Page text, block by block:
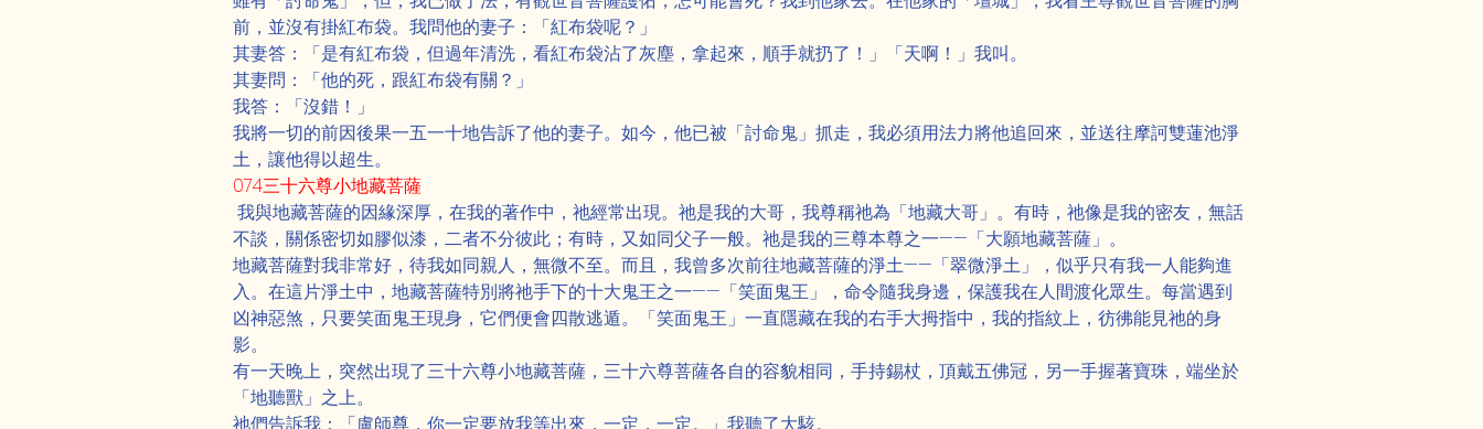
前，並沒有掛紅布袋。我問他的妻子：「紅布袋呢？」
其妻答：「是有紅布袋，但過年清洗，看紅布袋沾了灰塵，拿起來，順手就扔了！」「天啊！」我叫。
其妻問：「他的死，跟紅布袋有關？」
我答：「沒錯！」
我將一切的前因後果一五一十地告訴了他的妻子。如今，他已被「討命鬼」抓走，我必須用法力將他追回來，並送往摩訶雙蓮池淨
土，讓他得以超生。
074三十六尊小地藏菩薩
我與地藏菩薩的因緣深厚，在我的著作中，祂經常出現。祂是我的大哥，我尊稱祂為「地藏大哥」。有時，祂像是我的密友，無話
不談，關係密切如膠似漆，二者不分彼此；有時，又如同父子一般。祂是我的三尊本尊之一——「大願地藏菩薩」。
地藏菩薩對我非常好，待我如同親人，無微不至。而且，我曾多次前往地藏菩薩的淨土——「翠微淨土」，似乎只有我一人能夠進
入。在這片淨土中，地藏菩薩特別將祂手下的十大鬼王之一——「笑面鬼王」，命令隨我身邊，保護我在人間渡化眾生。每當遇到
凶神惡煞，只要笑面鬼王現身，它們便會四散逃遁。「笑面鬼王」一直隱藏在我的右手大拇指中，我的指紋上，彷彿能見祂的身
影。
有一天晚上，突然出現了三十六尊小地藏菩薩，三十六尊菩薩各自的容貌相同，手持錫杖，頂戴五佛冠，另一手握著寶珠，端坐於
「地聽獸」之上。